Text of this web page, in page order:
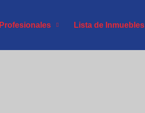
Profesionales Lista de Inmuebles